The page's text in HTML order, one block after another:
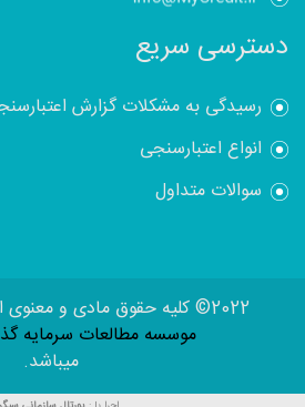
دسترسی سریع
رسیدگی به مشکلات گزارش
انواع اعتبارسنجی
سوالات متداول
2022© کلیه حقوق مادی و معنوی این سایت متعلق به
موسسه مطالعات سرمایه
میباشد.